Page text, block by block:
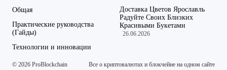
Общая
Практические руководства
(Гайды)
Технологии и инновации
Доставка Цветов Ярославль
Радуйте Своих Близких
Красивыми Букетами
26.06.2026
© 2026 ProBlockchain Все о криптовалютах и блокчейне на одном сайте